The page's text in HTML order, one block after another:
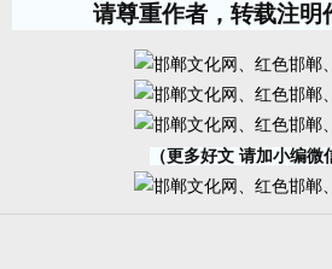
请尊重作者，转载注明
（更多好文 请加小编微